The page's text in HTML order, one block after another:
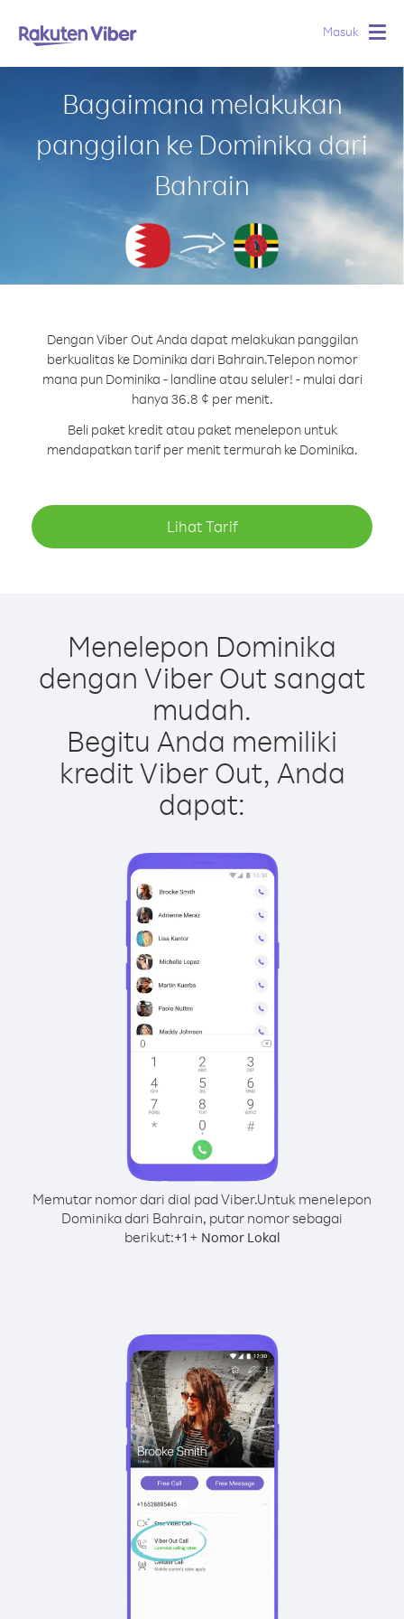
Masuk
Bagaimana melakukan
panggilan ke Dominika dari
Bahrain
Dengan Viber Out Anda dapat melakukan panggilan
berkualitas ke Dominika dari Bahrain.Telepon nomor
mana pun Dominika - landline atau seluler! - mulai dari
hanya 36.8 ¢ per menit.
Beli paket kredit atau paket menelepon untuk
mendapatkan tarif per menit termurah ke Dominika.
Lihat Tarif
Menelepon Dominika
dengan Viber Out sangat
mudah.
Begitu Anda memiliki
kredit Viber Out, Anda
dapat:
Memutar nomor dari dial pad Viber.Untuk menelepon
Dominika dari Bahrain, putar nomor sebagai
berikut:+1+ Nomor Lokal